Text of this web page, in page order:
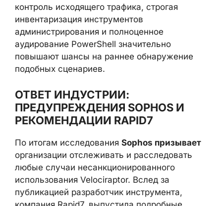
контроль исходящего трафика, строгая
инвентаризация инструментов
администрирования и полноценное
аудирование PowerShell значительно
повышают шансы на раннее обнаружение
подобных сценариев.
ОТВЕТ ИНДУСТРИИ:
ПРЕДУПРЕЖДЕНИЯ SOPHOS И
РЕКОМЕНДАЦИИ RAPID7
По итогам исследования Sophos призывает
организации отслеживать и расследовать
любые случаи несанкционированного
использования Velociraptor. Вслед за
публикацией разработчик инструмента,